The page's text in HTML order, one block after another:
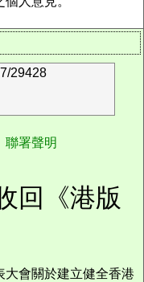
29428
聯署聲明
回《港版
會關於建立健全香港